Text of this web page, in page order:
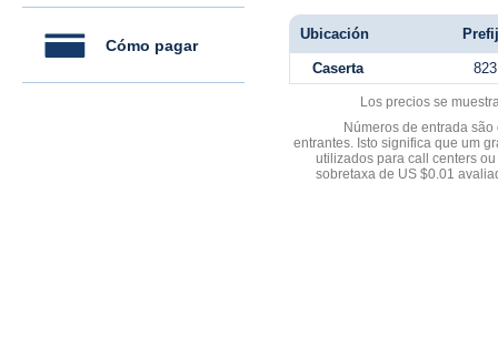
Cómo pagar
Ubicación
Caserta 823
Los precios se
Números de entrada
entrantes. Isto significa que um
utilizados para call centers
sobretaxa de US $0.01